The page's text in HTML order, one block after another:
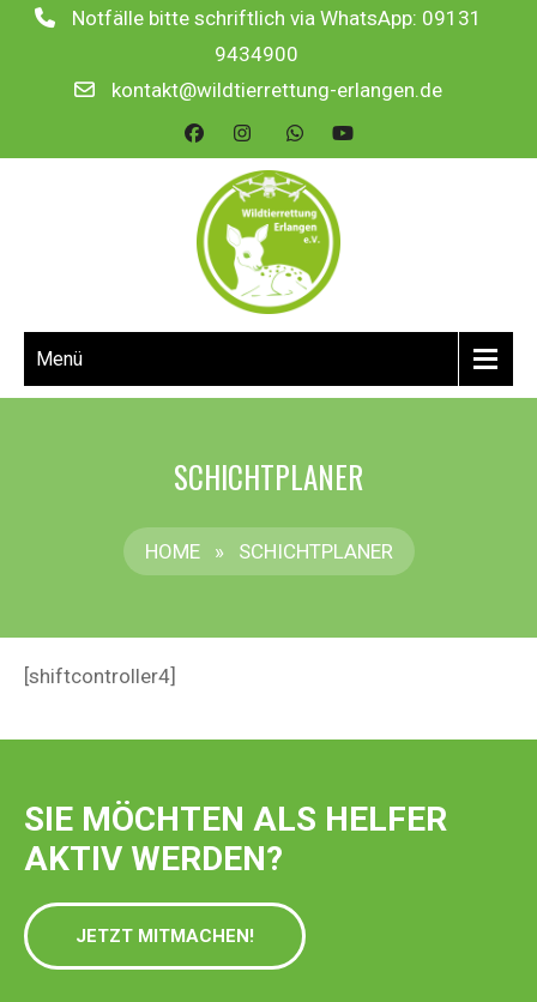
Notfälle bitte schriftlich via WhatsApp: 09131
9434900
kontakt@wildtierrettung-erlangen.de
Menü
SCHICHTPLANER
HOME » SCHICHTPLANER
[shiftcontroller4]
SIE MÖCHTEN ALS HELFER
AKTIV WERDEN?
JETZT MITMACHEN!